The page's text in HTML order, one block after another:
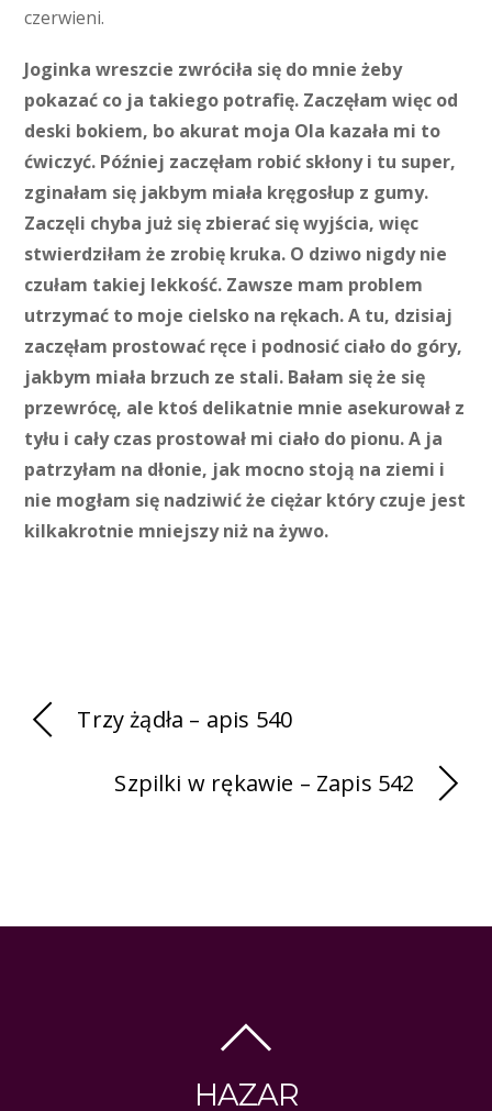
czerwieni.
Joginka wreszcie zwróciła się do mnie żeby
pokazać co ja takiego potrafię. Zaczęłam więc od
deski bokiem, bo akurat moja Ola kazała mi to
ćwiczyć. Później zaczęłam robić skłony i tu super,
zginałam się jakbym miała kręgosłup z gumy.
Zaczęli chyba już się zbierać się wyjścia, więc
stwierdziłam że zrobię kruka. O dziwo nigdy nie
czułam takiej lekkość. Zawsze mam problem
utrzymać to moje cielsko na rękach. A tu, dzisiaj
zaczęłam prostować ręce i podnosić ciało do góry,
jakbym miała brzuch ze stali. Bałam się że się
przewrócę, ale ktoś delikatnie mnie asekurował z
tyłu i cały czas prostował mi ciało do pionu. A ja
patrzyłam na dłonie, jak mocno stoją na ziemi i
nie mogłam się nadziwić że ciężar który czuje jest
kilkakrotnie mniejszy niż na żywo.
Trzy żądła – apis 540
Szpilki w rękawie – Zapis 542
HAZAR